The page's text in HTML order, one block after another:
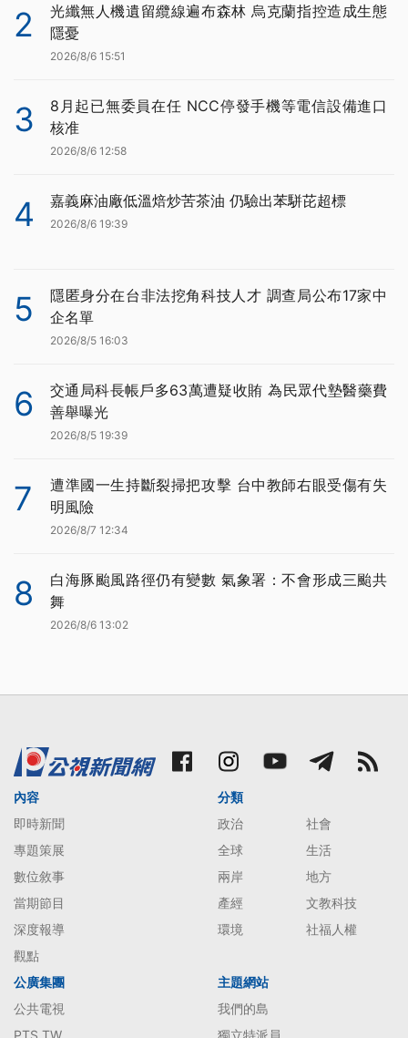
2
光纖無人機遺留纜線遍布森林 烏克蘭指控造成生態
隱憂
2026/8/6 15:51
3
8月起已無委員在任 NCC停發手機等電信設備進口
核准
2026/8/6 12:58
4 嘉義麻油廠低溫焙炒苦茶油 仍驗出苯駢芘超標
2026/8/6 19:39
5
隱匿身分在台非法挖角科技人才 調查局公布17家中
企名單
2026/8/5 16:03
6
交通局科長帳戶多63萬遭疑收賄 為民眾代墊醫藥費
善舉曝光
2026/8/5 19:39
7
遭準國一生持斷裂掃把攻擊 台中教師右眼受傷有失
明風險
2026/8/7 12:34
8
白海豚颱風路徑仍有變數 氣象署：不會形成三颱共
舞
2026/8/6 13:02
內容
即時新聞
專題策展
數位敘事
當期節目
深度報導
觀點
分類
政治
社會
全球
生活
兩岸
地方
產經
文教科技
環境
社福人權
公廣集團
公共電視
PTS TW
主題網站
我們的島
獨立特派員